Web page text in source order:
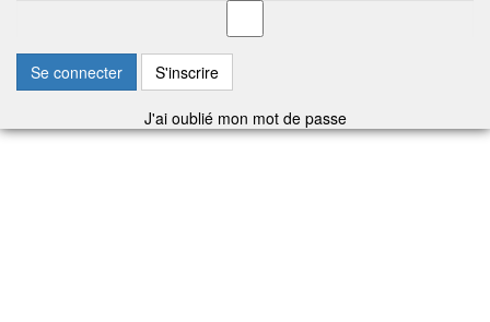
Se connecter S'inscrire
J'ai oublié mon mot de passe